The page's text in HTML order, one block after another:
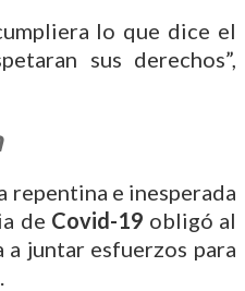
lo que dice el
sus derechos”,
repentina e inesperada
de Covid-19 obligó al
a juntar esfuerzos para